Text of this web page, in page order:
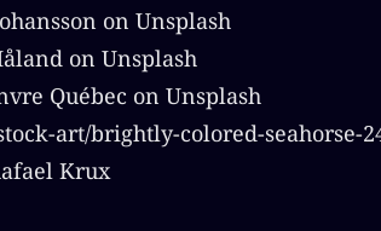
on Unsplash
on Unsplash
Québec on Unsplash
art/brightly-colored-seahorse-
Krux